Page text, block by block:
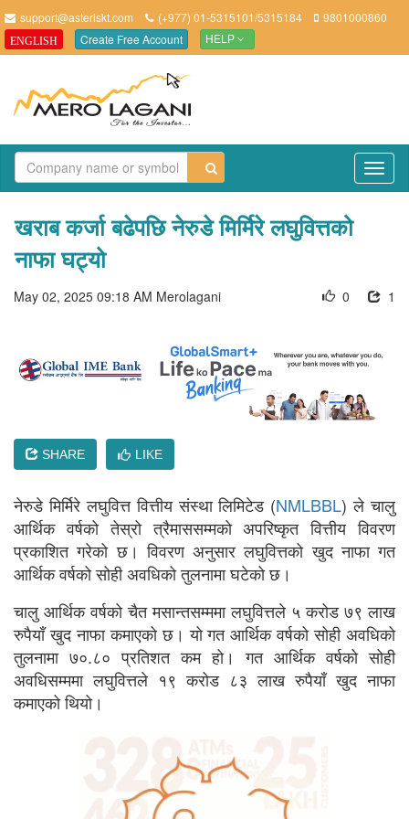
support@asteriskt.com (+977) 01-5315101/5315184 9801000860
ENGLISH Create Free Account HELP
खराब कर्जा बढेपछि नेरुडे मिर्मिरे लघुवित्तको
नाफा घट्यो
May 02, 2025 09:18 AM Merolagani 1
0
SHARE LIKE
नेरुडे मिर्मिरे लघुवित्त वित्तीय संस्था लिमिटेड (NMLBBL) ले चालु
आर्थिक वर्षको तेस्रो त्रैमाससम्मको अपरिष्कृत वित्तीय विवरण
प्रकाशित गरेको छ। विवरण अनुसार लघुवित्तको खुद नाफा गत
आर्थिक वर्षको सोही अवधिको तुलनामा घटेको छ।
चालु आर्थिक वर्षको चैत मसान्तसम्ममा लघुवित्तले ५ करोड ७९ लाख
रुपैयाँ खुद नाफा कमाएको छ। यो गत आर्थिक वर्षको सोही अवधिको
तुलनामा ७०.८० प्रतिशत कम हो। गत आर्थिक वर्षको सोही
अवधिसम्ममा लघुवित्तले १९ करोड ८३ लाख रुपैयाँ खुद नाफा
कमाएको थियो।